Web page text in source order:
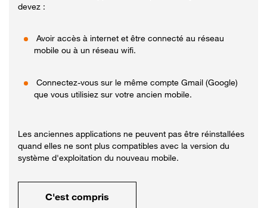
devez :
Avoir accès à internet et être connecté au réseau
mobile ou à un réseau wifi.
Connectez-vous sur le même compte Gmail (Google)
que vous utilisiez sur votre ancien mobile.
Les anciennes applications ne peuvent pas être réinstallées
quand elles ne sont plus compatibles avec la version du
système d'exploitation du nouveau mobile.
C'est compris